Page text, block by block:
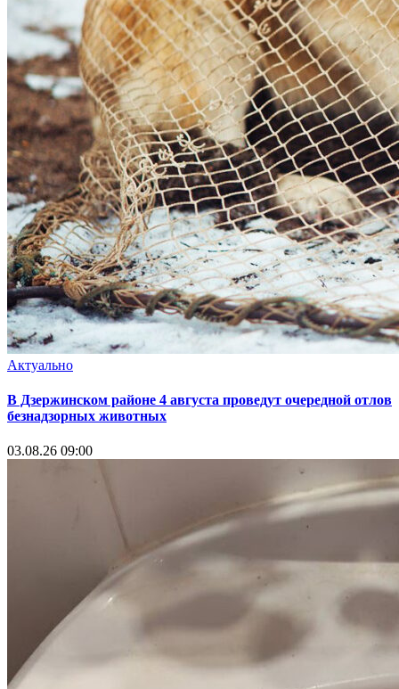
Актуально
В Дзержинском районе 4 августа проведут очередной отлов
безнадзорных животных
03.08.26 09:00